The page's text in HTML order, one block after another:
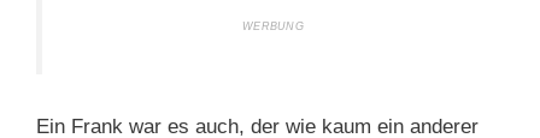
Ein Frank war es auch, der wie kaum ein anderer